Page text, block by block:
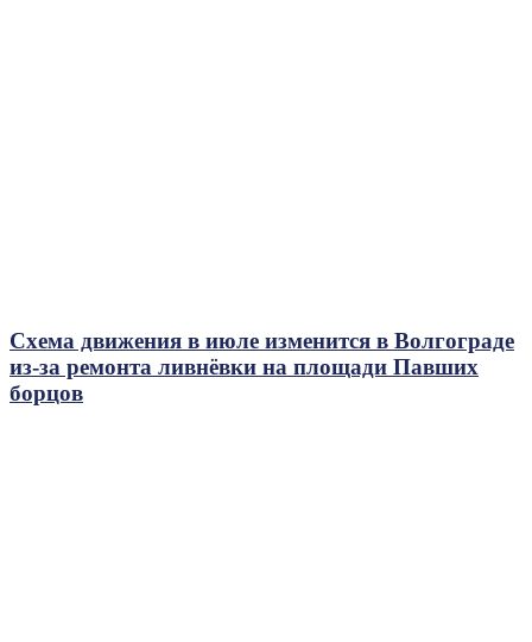
Схема движения в июле изменится в Волгограде
из-за ремонта ливнёвки на площади Павших
борцов